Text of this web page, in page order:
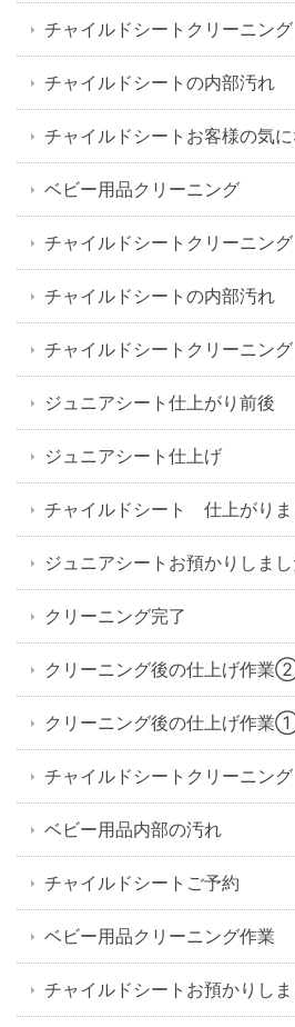
チャイルドシートクリーニング
チャイルドシートの内部汚れ
チャイルドシートお客様の気
ベビー用品クリーニング
チャイルドシートクリーニング
チャイルドシートの内部汚れ
チャイルドシートクリーニング
ジュニアシート仕上がり前後
ジュニアシート仕上げ
チャイルドシート 仕上がりま
ジュニアシートお預かりしまし
クリーニング完了
クリーニング後の仕上げ作業
クリーニング後の仕上げ作業
チャイルドシートクリーニング
ベビー用品内部の汚れ
チャイルドシートご予約
ベビー用品クリーニング作業
チャイルドシートお預かりし